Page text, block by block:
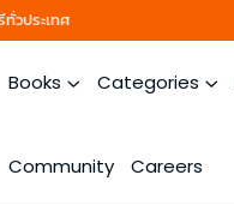
วประเทศ
Books Categories
Community Careers